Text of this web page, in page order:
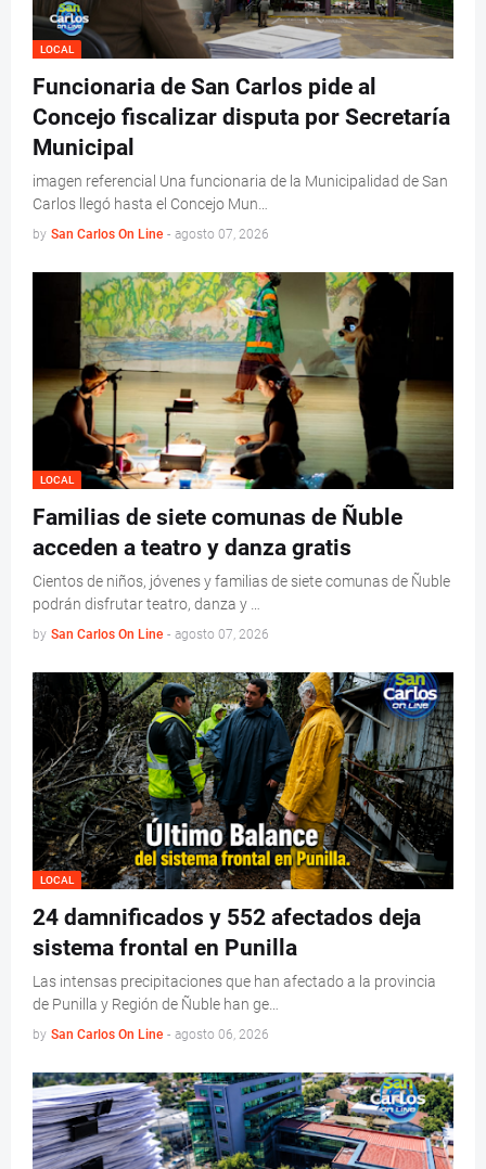
LOCAL
Funcionaria de San Carlos pide al
Concejo fiscalizar disputa por Secretaría
Municipal
imagen referencial Una funcionaria de la Municipalidad de San
Carlos llegó hasta el Concejo Mun…
by San Carlos On Line - agosto 07, 2026
LOCAL
Familias de siete comunas de Ñuble
acceden a teatro y danza gratis
Cientos de niños, jóvenes y familias de siete comunas de Ñuble
podrán disfrutar teatro, danza y …
by San Carlos On Line - agosto 07, 2026
LOCAL
24 damnificados y 552 afectados deja
sistema frontal en Punilla
Las intensas precipitaciones que han afectado a la provincia
de Punilla y Región de Ñuble han ge…
by San Carlos On Line - agosto 06, 2026